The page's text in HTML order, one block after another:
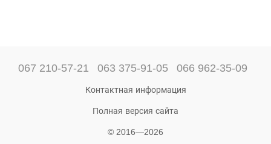
067 210-57-21 063 375-91-05 066 962-35-09
Контактная информация
Полная версия сайта
© 2016—2026